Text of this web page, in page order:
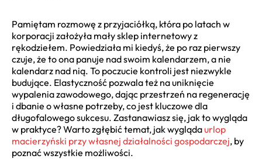
Pamiętam rozmowę z przyjaciółką, która po latach w
korporacji założyła mały sklep internetowy z
rękodziełem. Powiedziała mi kiedyś, że po raz pierwszy
czuje, że to ona panuje nad swoim kalendarzem, a nie
kalendarz nad nią. To poczucie kontroli jest niezwykle
budujące. Elastyczność pozwala też na uniknięcie
wypalenia zawodowego, dając przestrzeń na regenerację
i dbanie o własne potrzeby, co jest kluczowe dla
długofalowego sukcesu. Zastanawiasz się, jak to wygląda
w praktyce? Warto zgłębić temat, jak wyglądaurlop
macierzyński przy własnej działalności gospodarczej, by
poznać wszystkie możliwości.